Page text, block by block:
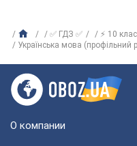
✅ ГДЗ ✅ ⚡ 10
Українська мова (профільний
О компании